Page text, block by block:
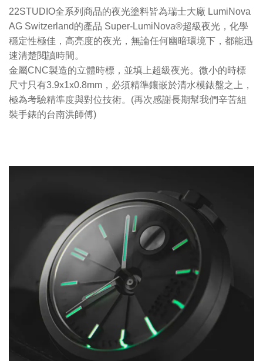
22STUDIO全系列商品的夜光塗料皆為瑞士大廠 LumiNova
AG Switzerland的產品 Super-LumiNova®超級夜光，化學
穩定性極佳，高亮度的夜光，無論任何幽暗環境下，都能迅
速清楚閱讀時間。
金屬CNC製造的立體時標，並填上超級夜光。微小的時標
尺寸只有3.9x1x0.8mm，必須精準鑲嵌於清水模錶盤之上，
極為考驗精準度與對位技術。(再次感謝長期幫我們辛苦組
裝手錶的台南洪師傅)